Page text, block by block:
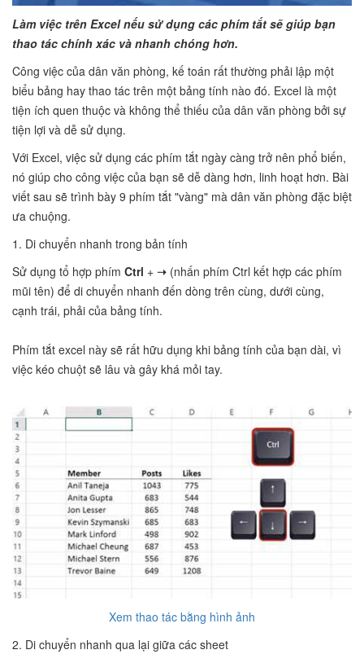
Làm việc trên Excel nếu sử dụng các phím tắt sẽ giúp bạn
thao tác chính xác và nhanh chóng hơn.
Công việc của dân văn phòng, kế toán rất thường phải lập một
biểu bảng hay thao tác trên một bảng tính nào đó. Excel là một
tiện ích quen thuộc và không thể thiếu của dân văn phòng bởi sự
tiện lợi và dễ sử dụng.
Với Excel, việc sử dụng các phím tắt ngày càng trở nên phổ biến,
nó giúp cho công việc của bạn sẽ dễ dàng hơn, linh hoạt hơn. Bài
viết sau sẽ trình bày 9 phím tắt "vàng" mà dân văn phòng đặc biệt
ưa chuộng.
1. Di chuyển nhanh trong bản tính
Sử dụng tổ hợp phím Ctrl + ➝ (nhấn phím Ctrl kết hợp các phím
mũi tên) để di chuyển nhanh đến dòng trên cùng, dưới cùng,
cạnh trái, phải của bảng tính.
Phím tắt excel này sẽ rất hữu dụng khi bảng tính của bạn dài, vì
việc kéo chuột sẽ lâu và gây khá mỏi tay.
Xem thao tác bằng hình ảnh
2. Di chuyển nhanh qua lại giữa các sheet